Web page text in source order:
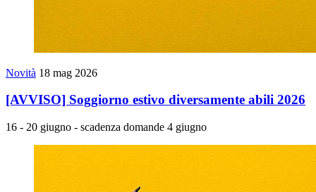
Novità 18 mag 2026
[AVVISO] Soggiorno estivo diversamente abili 2026
16 - 20 giugno - scadenza domande 4 giugno